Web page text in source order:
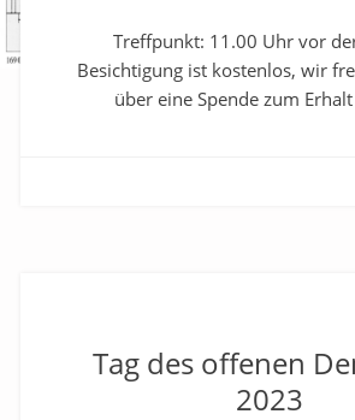
Treffpunkt: 11.00 Uhr vor
Besichtigung ist kostenlos, wir
über eine Spende zum
Tag des offenen
2023